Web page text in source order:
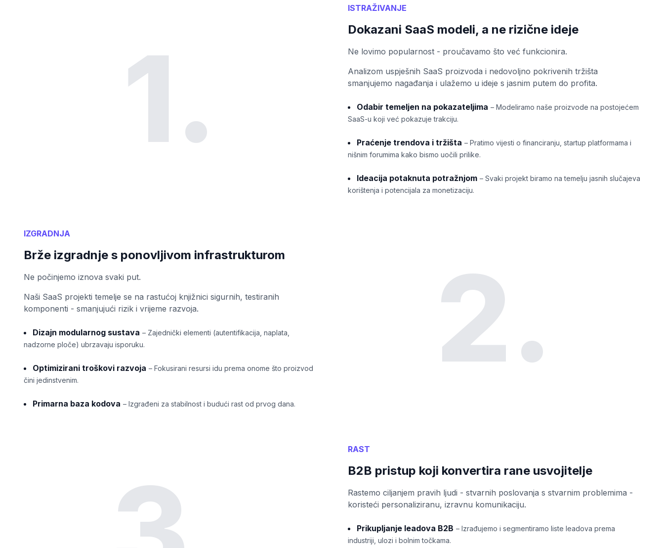
1.
ISTRAŽIVANJE
Dokazani SaaS modeli, a ne rizične ideje
Ne lovimo popularnost - proučavamo što već funkcionira.
Analizom uspješnih SaaS proizvoda i nedovoljno pokrivenih tržišta
smanjujemo nagađanja i ulažemo u ideje s jasnim putem do profita.
Odabir temeljen na pokazateljima – Modeliramo naše proizvode na postojećem
SaaS-u koji već pokazuje trakciju.
Praćenje trendova i tržišta – Pratimo vijesti o financiranju, startup platformama i
nišnim forumima kako bismo uočili prilike.
Ideacija potaknuta potražnjom – Svaki projekt biramo na temelju jasnih slučajeva
korištenja i potencijala za monetizaciju.
2.
IZGRADNJA
Brže izgradnje s ponovljivom infrastrukturom
Ne počinjemo iznova svaki put.
Naši SaaS projekti temelje se na rastućoj knjižnici sigurnih, testiranih
komponenti - smanjujući rizik i vrijeme razvoja.
Dizajn modularnog sustava – Zajednički elementi (autentifikacija, naplata,
nadzorne ploče) ubrzavaju isporuku.
Optimizirani troškovi razvoja – Fokusirani resursi idu prema onome što proizvod
čini jedinstvenim.
Primarna baza kodova – Izgrađeni za stabilnost i budući rast od prvog dana.
RAST
B2B pristup koji konvertira rane usvojitelje
Rastemo ciljanjem pravih ljudi - stvarnih poslovanja s stvarnim problemima -
koristeći personaliziranu, izravnu komunikaciju.
Prikupljanje leadova B2B – Izrađujemo i segmentiramo liste leadova prema
industriji, ulozi i bolnim točkama.